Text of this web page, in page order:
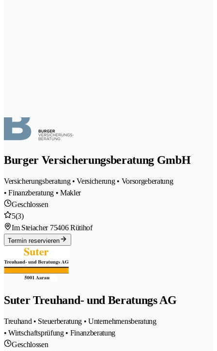
Burger Versicherungsberatung GmbH
Versicherungsberatung • Versicherung • Vorsorgeberatung
• Finanzberatung • Makler
Geschlossen
5(3)
Im Steiacher 75406 Rütihof
Termin reservieren
Suter Treuhand- und Beratungs AG
Treuhand • Steuerberatung • Unternehmensberatung
• Wirtschaftsprüfung • Finanzberatung
Geschlossen